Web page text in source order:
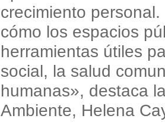
crecimiento
cómo los espacios
herramientas útiles
social, la salud
humanas», destaca
Ambiente, Helena